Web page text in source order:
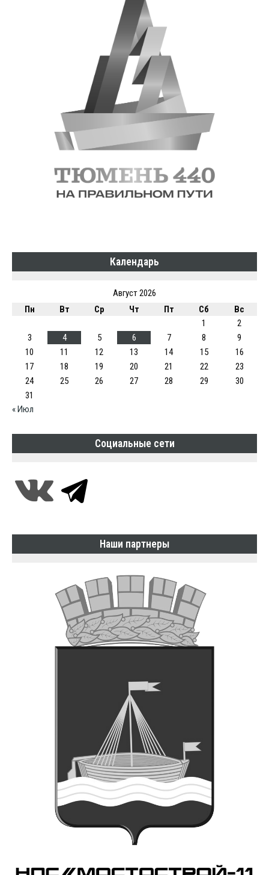
Календарь
Август 2026
Пн
Вт Ср Чт Пт Сб
Вс
1
2
3
4 5 6 7 8
9
10
11 12 13 14 15
16
17
18 19 20 21 22
23
24
25 26 27 28 29
30
31
« Июл
Социальные сети
Наши партнеры